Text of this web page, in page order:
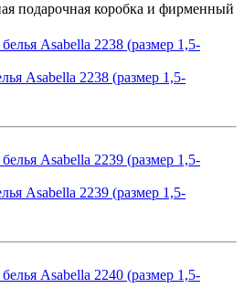
подарочная коробка и фирменный
Asabella 2238 (размер 1,5-
Asabella 2239 (размер 1,5-